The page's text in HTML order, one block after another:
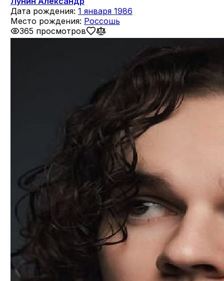
Дата рождения: 1 января 1986
Место рождения: Россошь
365 просмотров